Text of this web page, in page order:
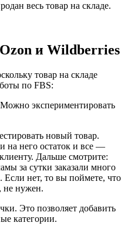
весь товар на складе.
и Wildberries
товар на складе
по FBS:
экспериментировать
новый товар.
на него остаток и все —
Дальше смотрите:
за сутки заказали много
нет, то вы поймете, что
не нужен.
Это позволяет добавить
категории.